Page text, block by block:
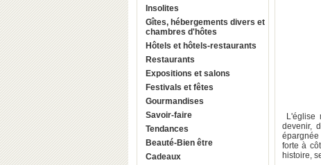
Insolites
Gîtes, hébergements divers et
chambres d'hôtes
Hôtels et hôtels-restaurants
Restaurants
Expositions et salons
Festivals et fêtes
Gourmandises
Savoir-faire
Tendances
Beauté-Bien être
Cadeaux
L'église
devenir,
forte à
histoire,